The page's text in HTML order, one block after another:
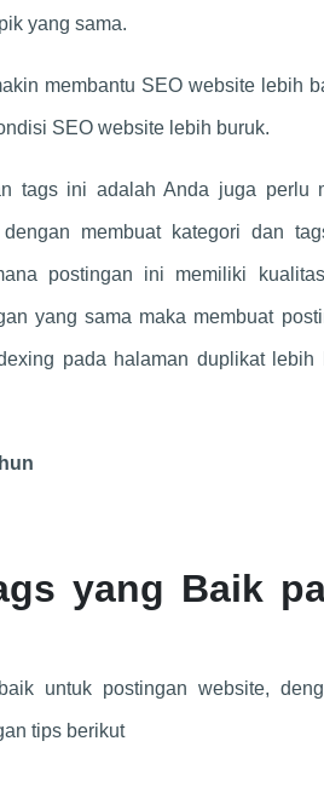
yang sama.
membantu SEO website lebih
SEO website lebih buruk.
tags ini adalah Anda juga perlu
membuat kategori dan
postingan ini memiliki
yang sama maka membuat
pada halaman duplikat lebih
yang Baik
untuk postingan website,
tips berikut